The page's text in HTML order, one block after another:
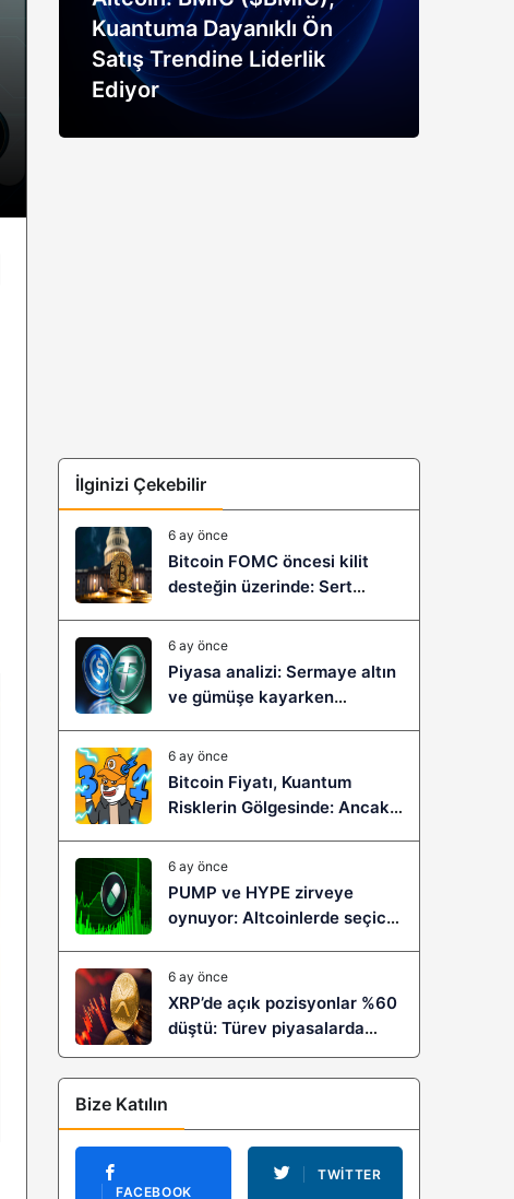
Kuantuma Dayanıklı Ön
Satış Trendine Liderlik
Ediyor
İlginizi Çekebilir
6 ay önce
Bitcoin FOMC öncesi kilit
desteğin üzerinde: Sert
geliyor?
6 ay önce
Piyasa analizi: Sermaye altın
ve gümüşe kayarken
6 ay önce
Bitcoin Fiyatı, Kuantum
Risklerin Gölgesinde: Ancak
Sıçramaya Yaşayabilir!
6 ay önce
PUMP ve HYPE zirveye
oynuyor: Altcoinlerde seçici
6 ay önce
XRP’de açık pozisyonlar %60
düştü: Türev piyasalarda
kaldıraç temizliği yeni bir
trendin habercisi mi?
Bize Katılın
FACEBOOK
TWITTER